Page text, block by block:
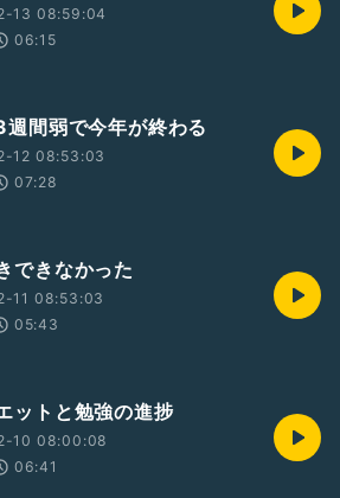
13 08:59:04
06:15
間弱で今年が終わる
12 08:53:03
07:28
できなかった
11 08:53:03
05:43
ットと勉強の進捗
10 08:00:08
06:41